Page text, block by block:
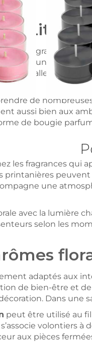
les 12
:
des fragrances
un parfum
la salle de
de
aussi bien aux
de bougie
les fragrances qui
printanières
une
avec la lumière
selon les
adaptés aux
de bien-être et
Dans
peut être utilisé au
volontiers
aux pièces